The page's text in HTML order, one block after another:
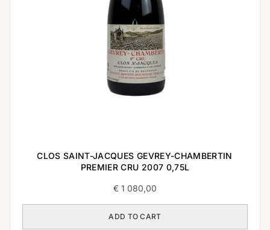
CLOS SAINT-JACQUES GEVREY-CHAMBERTIN
PREMIER CRU 2007 0,75L
€ 1 080,00
ADD TO CART